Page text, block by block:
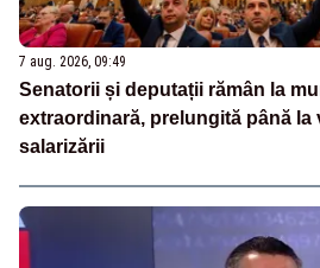
7 aug. 2026, 09:49
Senatorii și deputații rămân la
extraordinară, prelungită până la
salarizării